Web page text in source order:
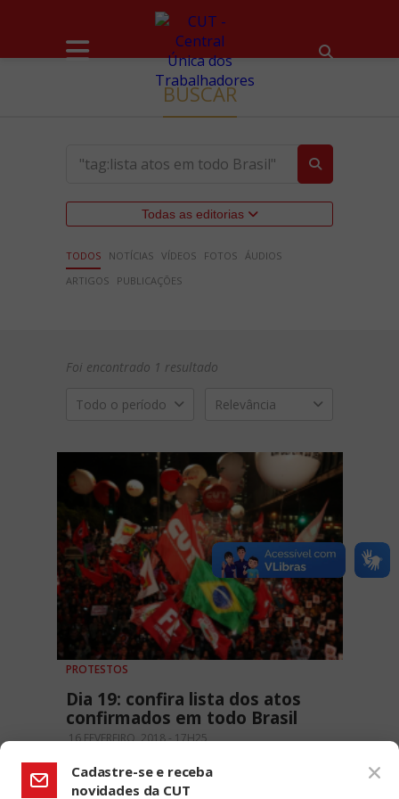
BUSCAR
Todas as editorias
TODOS NOTÍCIAS VÍDEOS FOTOS ÁUDIOS
ARTIGOS
PUBLICAÇÕES
Foi encontrado 1 resultado
Todo o período Relevância
PROTESTOS
Dia 19: confira lista dos atos
confirmados em todo Brasil
16 FEVEREIRO, 2018 - 17H25
Cadastre-se e receba
novidades da CUT